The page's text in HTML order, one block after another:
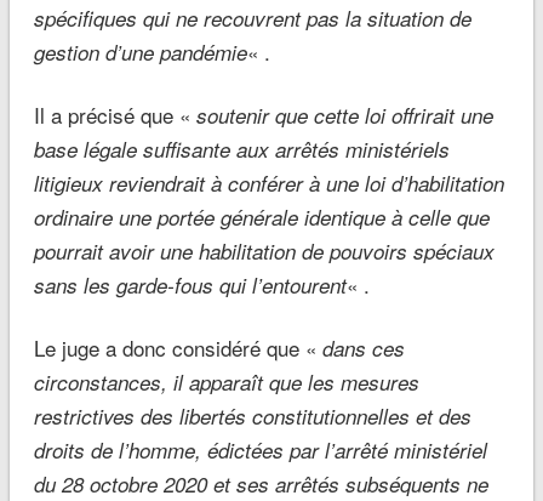
spécifiques qui ne recouvrent pas la situation de
gestion d’une pandémie« .
Il a précisé que « soutenir que cette loi offrirait une
base légale suffisante aux arrêtés ministériels
litigieux reviendrait à conférer à une loi d’habilitation
ordinaire une portée générale identique à celle que
pourrait avoir une habilitation de pouvoirs spéciaux
sans les garde-fous qui l’entourent« .
Le juge a donc considéré que « dans ces
circonstances, il apparaît que les mesures
restrictives des libertés constitutionnelles et des
droits de l’homme, édictées par l’arrêté ministériel
du 28 octobre 2020 et ses arrêtés subséquents ne